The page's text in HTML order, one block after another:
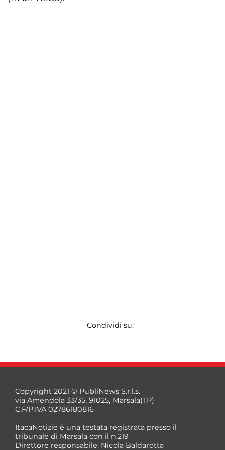
Condividi su:
Copyright 2021 © PubliNews S.r.l.s.
via Amendola 33/35, 91025, Marsala(TP)
C.F/P.IVA 02786180816
ItacaNotizie è una testata registrata presso il
tribunale di Marsala con il n.219
Direttore responsabile: Nicola Baldarotta